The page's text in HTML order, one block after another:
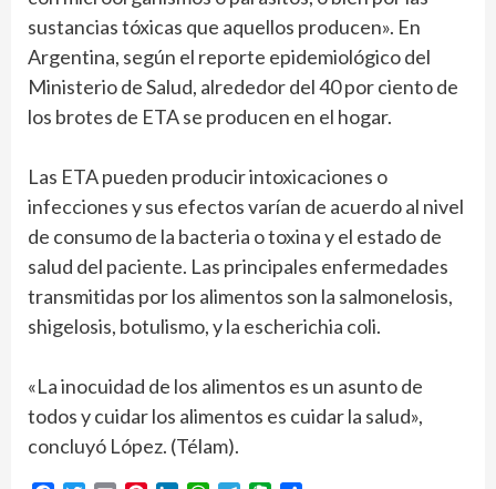
sustancias tóxicas que aquellos producen». En
Argentina, según el reporte epidemiológico del
Ministerio de Salud, alrededor del 40 por ciento de
los brotes de ETA se producen en el hogar.
Las ETA pueden producir intoxicaciones o
infecciones y sus efectos varían de acuerdo al nivel
de consumo de la bacteria o toxina y el estado de
salud del paciente. Las principales enfermedades
transmitidas por los alimentos son la salmonelosis,
shigelosis, botulismo, y la escherichia coli.
«La inocuidad de los alimentos es un asunto de
todos y cuidar los alimentos es cuidar la salud»,
concluyó López. (Télam).